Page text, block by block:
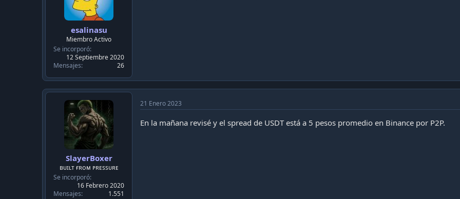
esalinasu
Miembro Activo
Se incorporó
12 Septiembre 2020
Mensajes
26
SlayerBoxer
ʙᴜɪʟᴛ ғʀᴏᴍ ᴘʀᴇssᴜʀᴇ
Se incorporó
16 Febrero 2020
Mensajes
1.551
21 Enero 2023
En la mañana revisé y el spread de USDT está a 5 pesos promedio en Binance por P2P.